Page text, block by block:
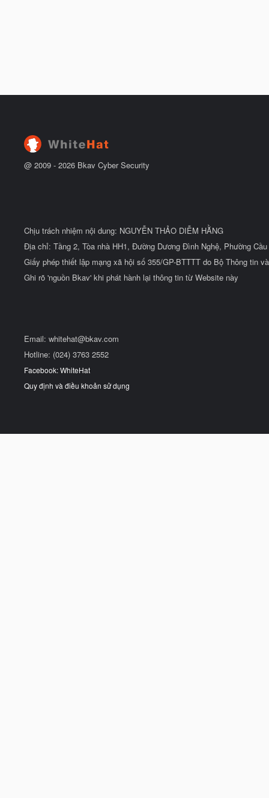
@ 2009 - 2026 Bkav Cyber Security
Chịu trách nhiệm nội dung: NGUYỄN THẢO DIỄM HẰNG
Địa chỉ: Tầng 2, Tòa nhà HH1, Đường Dương Đình Nghệ, Phường
Giấy phép thiết lập mạng xã hội số 355/GP-BTTTT do Bộ Thông tin
Ghi rõ 'nguồn Bkav' khi phát hành lại thông tin từ Website này
Email: whitehat@bkav.com
Hotline: (024) 3763 2552
Facebook: WhiteHat
Quy định và điều khoản sử dụng